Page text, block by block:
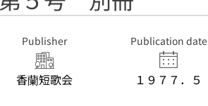
Publisher
香蘭短歌会
Publication date
１９７７．５